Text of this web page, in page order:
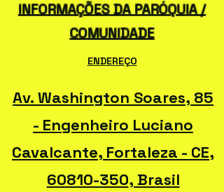
INFORMAÇÕES DA PARÓQUIA /
COMUNIDADE
ENDEREÇO
Av. Washington Soares, 85
- Engenheiro Luciano
Cavalcante, Fortaleza - CE,
60810-350, Brasil